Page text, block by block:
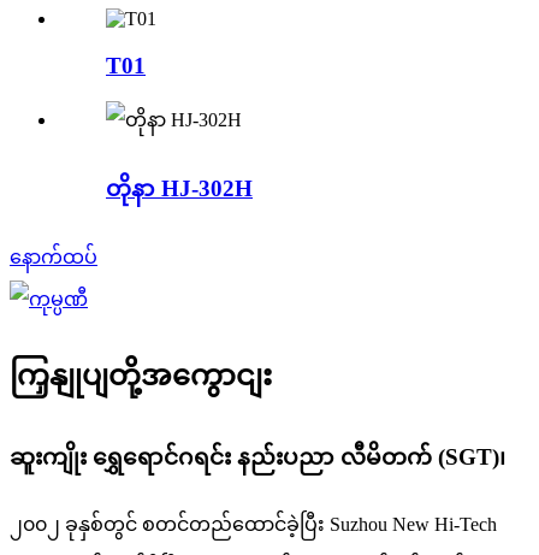
T01
တိုနာ HJ-302H
နောက်ထပ်
ကြှနျုပျတို့အကွောငျး
ဆူးကျိုး ရွှေရောင်ဂရင်း နည်းပညာ လီမိတက် (SGT)၊
၂၀၀၂ ခုနှစ်တွင် စတင်တည်ထောင်ခဲ့ပြီး Suzhou New Hi-Tech